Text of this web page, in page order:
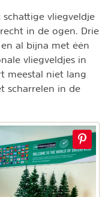
vliegveldje
in de ogen. Drie
al bijna met één
vliegveldjes in
meestal niet lang
scharrelen in de